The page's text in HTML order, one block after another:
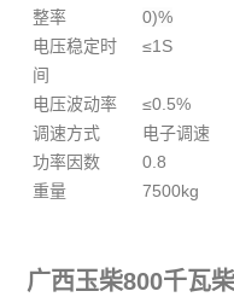
整率
0)%
电压稳定时
间
≤1S
电压波动率 ≤0.5%
调速方式
电子调速
功率因数
0.8
重量
7500kg
广西玉柴800千瓦